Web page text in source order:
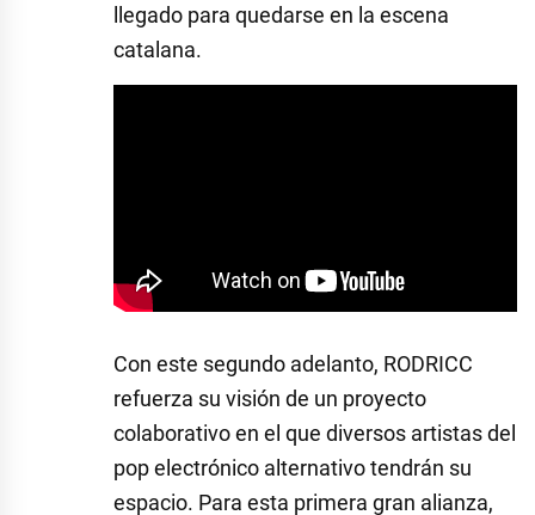
llegado para quedarse en la escena
catalana.
Con este segundo adelanto, RODRICC
refuerza su visión de un proyecto
colaborativo en el que diversos artistas del
pop electrónico alternativo tendrán su
espacio. Para esta primera gran alianza,